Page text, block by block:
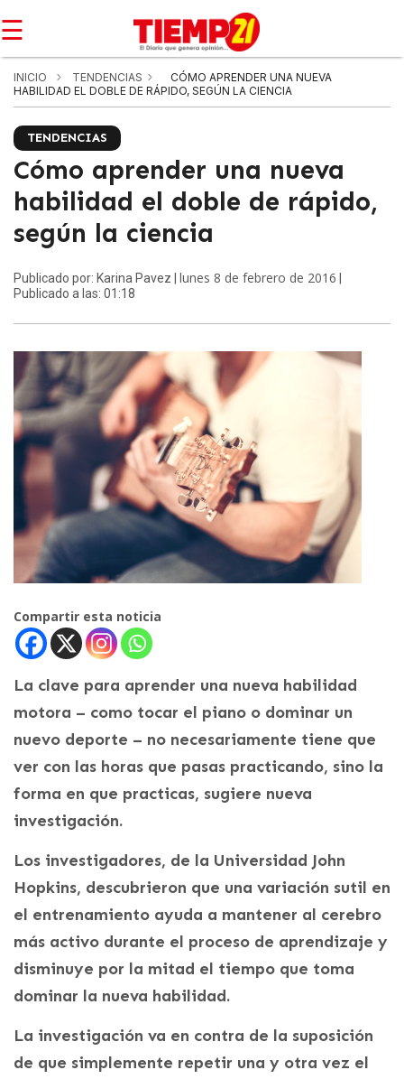
☰
INICIO TENDENCIAS
CÓMO APRENDER UNA NUEVA
HABILIDAD EL DOBLE DE RÁPIDO, SEGÚN LA CIENCIA
TENDENCIAS
Cómo aprender una nueva
habilidad el doble de rápido,
según la ciencia
Publicado por: Karina Pavez | lunes 8 de febrero de 2016
Publicado a las: 01:18
Compartir esta noticia
La clave para aprender una nueva habilidad
motora – como tocar el piano o dominar un
nuevo deporte – no necesariamente tiene que
ver con las horas que pasas practicando, sino la
forma en que practicas, sugiere nueva
investigación.
Los investigadores, de la Universidad John
Hopkins, descubrieron que una variación sutil en
el entrenamiento ayuda a mantener al cerebro
más activo durante el proceso de aprendizaje y
disminuye por la mitad el tiempo que toma
dominar la nueva habilidad.
La investigación va en contra de la suposición
de que simplemente repetir una y otra vez el